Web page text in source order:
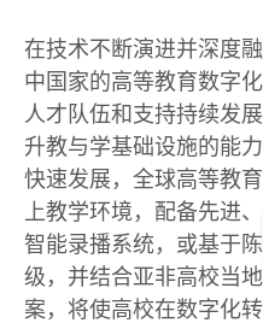
在技术不断演进并深度
中国家的高等教育数字
人才队伍和支持持续发
升教与学基础设施的能
快速发展，全球高等教
上教学环境，配备先进
智能录播系统，或基于
级，并结合亚非高校当
案，将使高校在数字化